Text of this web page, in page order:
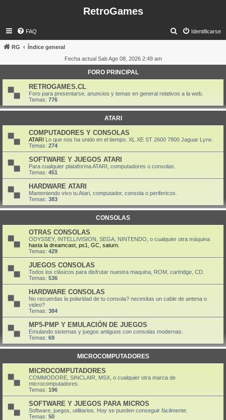
RetroGames
FAQ Identificarse
a
r
RG
Índice general
Fecha actual Sab Ago 08, 2026 2:49 am
FORO PRINCIPAL
RETROGAMES.CL
Foro para presentarse, anuncios y temas en general relativos a la web.
Temas: 776
ATARI
COMPUTADORES Y CONSOLAS
ATARI Lo que nos ha unido en el tiempo. XL XE ST 2600 7800 Jaguar Lynx.
Temas: 274
SOFTWARE Y JUEGOS ATARI
Para cualquier plataforma ATARI, computadores o consolas.
Temas: 451
HARDWARE ATARI
Manteniendo vivo tu Atari, computador, consola o perifericos.
Temas: 383
CONSOLAS
OTRAS CONSOLAS
ODYSSEY, INTELLIVISION, SEGA, NINTENDO, o cualquier otra máquina
hasta la dreamcast, ps1, GC, saturn.
Temas: 429
JUEGOS CONSOLAS
Todos los clásicos para disfrutar nuestra maquina, ROM, cartridge, CD.
Temas: 536
HARDWARE CONSOLAS
No recuerdas la polaridad de tu consola? necesitas un cable de antena o
video?
Temas: 384
MP5-PMP Y EMULACIÓN DE JUEGOS
Emulando sistemas y juegos antiguos con consolas modernas.
Temas: 69
MICROCOMPUTADORES
MICROCOMPUTADORES
COMMODORE, SINCLAIR, MSX, o cualquier otra marca de
microcomputadores.
Temas: 196
SOFTWARE Y JUEGOS PARA MICROS
Software, juegos, utilitarios. Hoy se pueden conseguir fácilmente.
Temas: 50